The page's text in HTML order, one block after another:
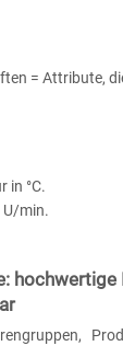
= Attribute,
in °C.
U/min.